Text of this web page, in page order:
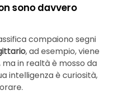
sono davvero
compaiono segni
, ad esempio, viene
in realtà è mosso da
intelligenza è curiosità,